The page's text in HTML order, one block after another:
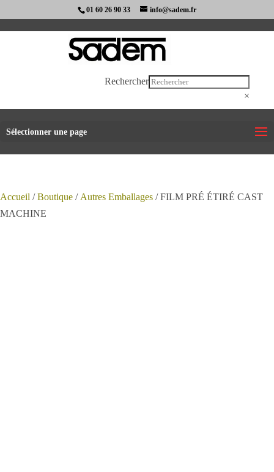
01 60 26 90 33 info@sadem.fr
Rechercher
×
Sélectionner une page
Accueil /Boutique / Autres Emballages / FILM PRÉ ÉTIRÉ CAST
MACHINE